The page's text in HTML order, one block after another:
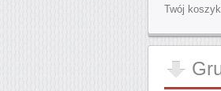
Twój